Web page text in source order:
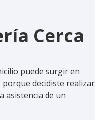
Cerca
puede surgir en
decidiste realizar
asistencia de un